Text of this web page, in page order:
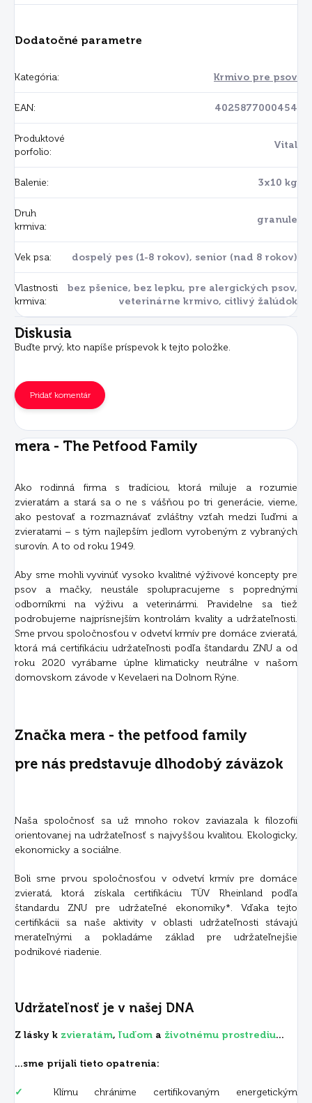
Dodatočné parametre
Kategória: Krmivo pre psov
EAN: 4025877000454
Produktové
porfolio:
Vital
Balenie: 3x10 kg
Druh
krmiva:
granule
Vek psa: dospelý pes (1-8 rokov), senior (nad 8 rokov)
Vlastnosti
krmiva:
bez pšenice, bez lepku, pre alergických psov,
veterinárne krmivo, citlivý žalúdok
Diskusia
Buďte prvý, kto napíše príspevok k tejto položke.
Pridať komentár
mera - The Petfood Family
Ako rodinná firma s tradíciou, ktorá miluje a rozumie
zvieratám a stará sa o ne s vášňou po tri generácie, vieme,
ako pestovať a rozmaznávať zvláštny vzťah medzi ľuďmi a
zvieratami – s tým najlepším jedlom vyrobeným z vybraných
surovín. A to od roku 1949.
Aby sme mohli vyvinúť vysoko kvalitné výživové koncepty pre
psov a mačky, neustále spolupracujeme s poprednými
odborníkmi na výživu a veterinármi. Pravidelne sa tiež
podrobujeme najprísnejším kontrolám kvality a udržateľnosti.
Sme prvou spoločnosťou v odvetví krmív pre domáce zvieratá,
ktorá má certifikáciu udržateľnosti podľa štandardu ZNU a od
roku 2020 vyrábame úplne klimaticky neutrálne v našom
domovskom závode v Kevelaeri na Dolnom Rýne.
Značka mera - the petfood family
pre nás predstavuje dlhodobý záväzok
Naša spoločnosť sa už mnoho rokov zaviazala k filozofii
orientovanej na udržateľnosť s najvyššou kvalitou. Ekologicky,
ekonomicky a sociálne.
Boli sme prvou spoločnosťou v odvetví krmív pre domáce
zvieratá, ktorá získala certifikáciu TÜV Rheinland podľa
štandardu ZNU pre udržateľné ekonomiky*. Vďaka tejto
certifikácii sa naše aktivity v oblasti udržateľnosti stávajú
merateľnými a pokladáme základ pre udržateľnejšie
podnikové riadenie.
Udržateľnosť je v našej DNA
Z lásky k zvieratám, ľuďom a životnému prostrediu...
...sme prijali tieto opatrenia:
✓
Klímu chránime certifikovaným energetickým